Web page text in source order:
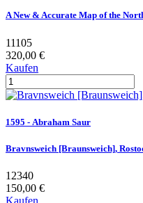
A New & Accurate Map of the
11105
320,00 €
Kaufen
1595 - Abraham Saur
Bravnsweich [Braunsweich],
12340
150,00 €
Kaufen